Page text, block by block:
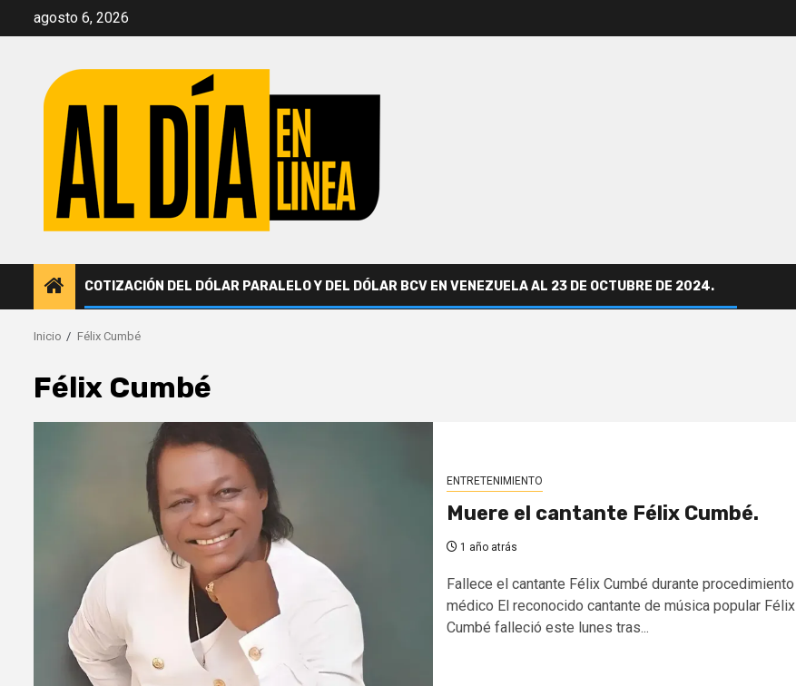
agosto 6, 2026
COTIZACIÓN DEL DÓLAR PARALELO Y DEL DÓLAR BCV EN VENEZUELA AL 23 DE OCTUBRE DE 2024.
Inicio Félix Cumbé
Félix Cumbé
ENTRETENIMIENTO
Muere el cantante Félix Cumbé.
1 año atrás
Fallece el cantante Félix Cumbé durante procedimiento
médico El reconocido cantante de música popular Félix
Cumbé falleció este lunes tras...